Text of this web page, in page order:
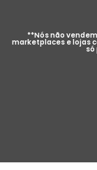
**Nós não
marketplaces e lojas
só